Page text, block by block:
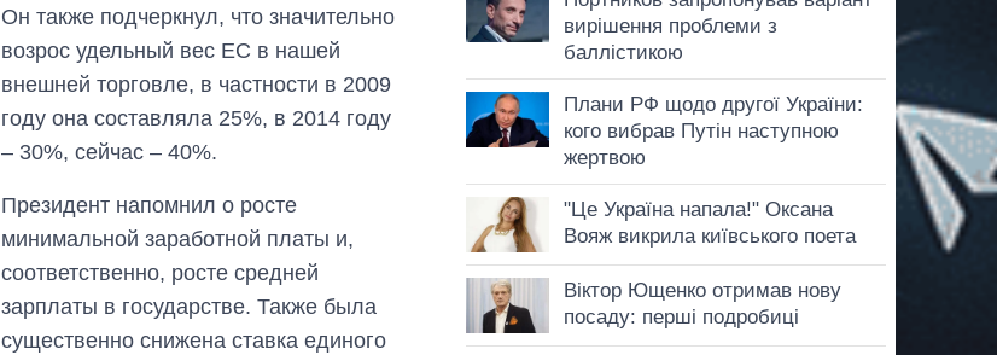
Он также подчеркнул, что значительно
возрос удельный вес ЕС в нашей
внешней торговле, в частности в 2009
году она составляла 25%, в 2014 году
– 30%, сейчас – 40%.
Президент напомнил о росте
минимальной заработной платы и,
соответственно, росте средней
зарплаты в государстве. Также была
существенно снижена ставка единого